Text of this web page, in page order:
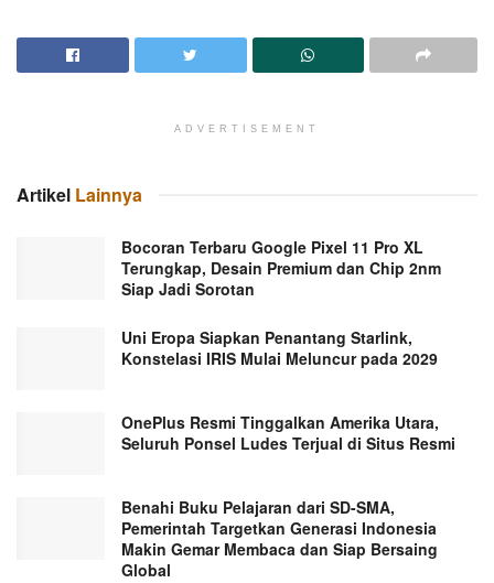
ADVERTISEMENT
Artikel Lainnya
Bocoran Terbaru Google Pixel 11 Pro XL
Terungkap, Desain Premium dan Chip 2nm
Siap Jadi Sorotan
Uni Eropa Siapkan Penantang Starlink,
Konstelasi IRIS Mulai Meluncur pada 2029
OnePlus Resmi Tinggalkan Amerika Utara,
Seluruh Ponsel Ludes Terjual di Situs Resmi
Benahi Buku Pelajaran dari SD-SMA,
Pemerintah Targetkan Generasi Indonesia
Makin Gemar Membaca dan Siap Bersaing
Global